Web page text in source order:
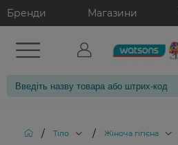
Бренди Магазини
/ Тіло / Жіноча гігієна